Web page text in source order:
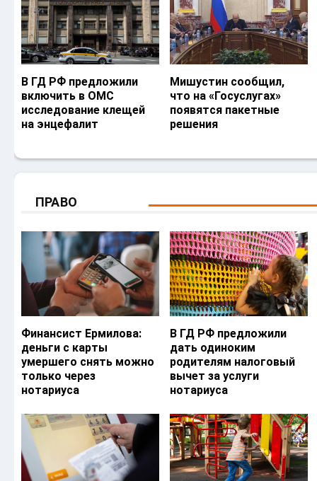
В ГД РФ предложили
включить в ОМС
исследование клещей
на энцефалит
Мишустин сообщил,
что на «Госуслугах»
появятся пакетные
решения
ПРАВО
Финансист Ермилова:
деньги с карты
умершего снять можно
только через
нотариуса
В ГД РФ предложили
дать одиноким
родителям налоговый
вычет за услуги
нотариуса